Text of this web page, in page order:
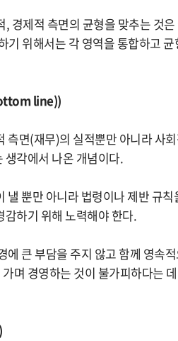
경제적 측면의 균형을 맞추는 것
기 위해서는 각 영역을 통합하고
line))
측면(재무)의 실적뿐만 아니라 사
생각에서 나온 개념이다.
낼 뿐만 아니라 법령이나 제반 규
하기 위해 노력해야 한다.
에 큰 부담을 주지 않고 함께 영속
며 경영하는 것이 불가피하다는